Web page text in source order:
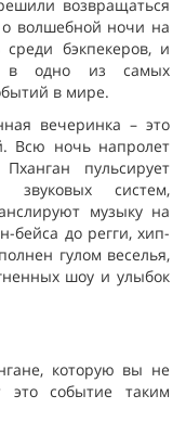
возвращаться
волшебной ночи на
среди бэкпекеров, и
в одно из самых
в мире.
вечеринка – это
Всю ночь напролет
пульсирует
систем,
музыку на
бейса до регги, хип-
гулом веселья,
шоу и улыбок
которую вы не
это событие таким